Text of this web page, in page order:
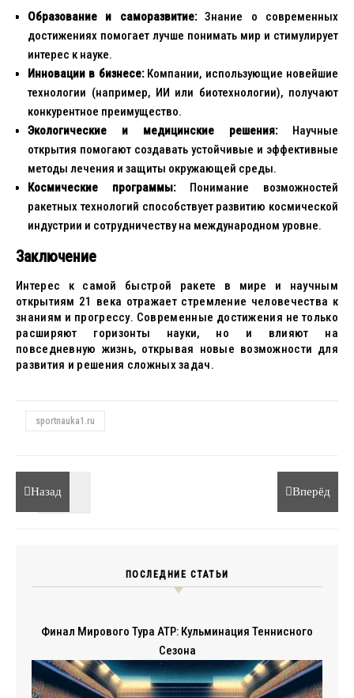
Образование и саморазвитие:Знание о современных
достижениях помогает лучше понимать мир и стимулирует
интерес к науке.
Инновации в бизнесе:Компании, использующие новейшие
технологии (например, ИИ или биотехнологии), получают
конкурентное преимущество.
Экологические и медицинские решения:Научные
открытия помогают создавать устойчивые и эффективные
методы лечения и защиты окружающей среды.
Космические программы:Понимание возможностей
ракетных технологий способствует развитию космической
индустрии и сотрудничеству на международном уровне.
Заключение
Интерес к самой быстрой ракете в мире и научным
открытиям 21 века отражает стремление человечества к
знаниям и прогрессу. Современные достижения не только
расширяют горизонты науки, но и влияют на
повседневную жизнь, открывая новые возможности для
развития и решения сложных задач.
sportnauka1.ru
Назад Вперёд
ПОСЛЕДНИЕ СТАТЬИ
Финал Мирового Тура ATP: Кульминация Теннисного
Сезона